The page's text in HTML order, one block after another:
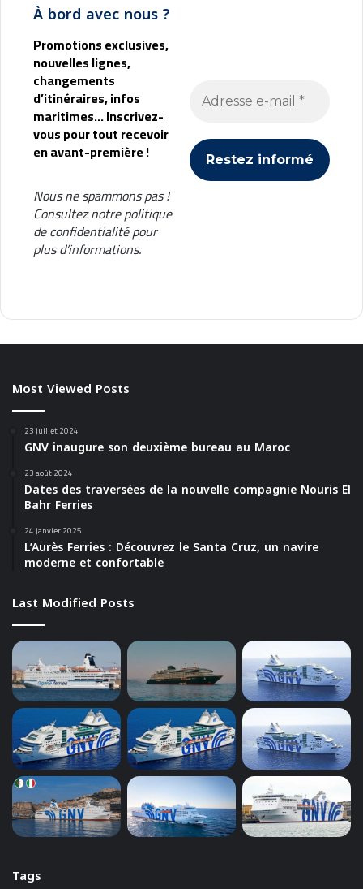
À bord avec nous ?
Promotions exclusives,
nouvelles lignes,
changements
d’itinéraires, infos
maritimes... Inscrivez-
vous pour tout recevoir
en avant-première !
Nous ne spammons pas !
Consultez notrepolitique
de confidentialitépour
plus d’informations.
Most Viewed Posts
23 juillet 2024
GNV inaugure son deuxième bureau au Maroc
23 août 2024
Dates des traversées de la nouvelle compagnie Nouris El
Bahr Ferries
24 janvier 2025
L’Aurès Ferries : Découvrez le Santa Cruz, un navire
moderne et confortable
Last Modified Posts
Tags